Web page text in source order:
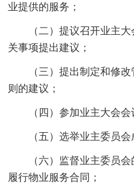
业提供的服务；
（二）提议召开业主大
关事项提出建议；
（三）提出制定和修改
则的建议；
（四）参加业主大会会
（五）选举业主委员会
（六）监督业主委员会
履行物业服务合同；